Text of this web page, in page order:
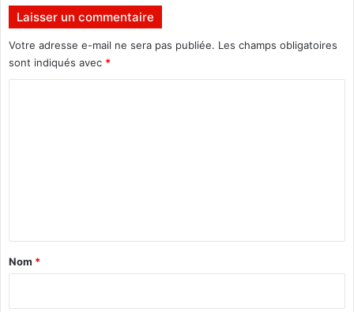
l
e
Laisser un commentaire
Votre adresse e-mail ne sera pas publiée. Les champs obligatoires
sont indiqués avec *
a
Nom *